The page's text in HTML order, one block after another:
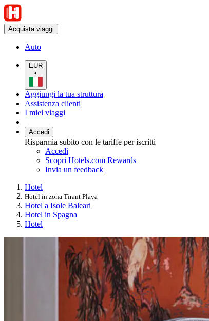
Acquista viaggi
Auto
EUR
•
Aggiungi la tua struttura
Assistenza clienti
I miei viaggi
Accedi
Risparmia subito con le tariffe per iscritti
Accedi
Scopri Hotels.com Rewards
Invia un feedback
Hotel
Hotel in zona Tirant Playa
Hotel a Isole Baleari
Hotel in Spagna
Hotel